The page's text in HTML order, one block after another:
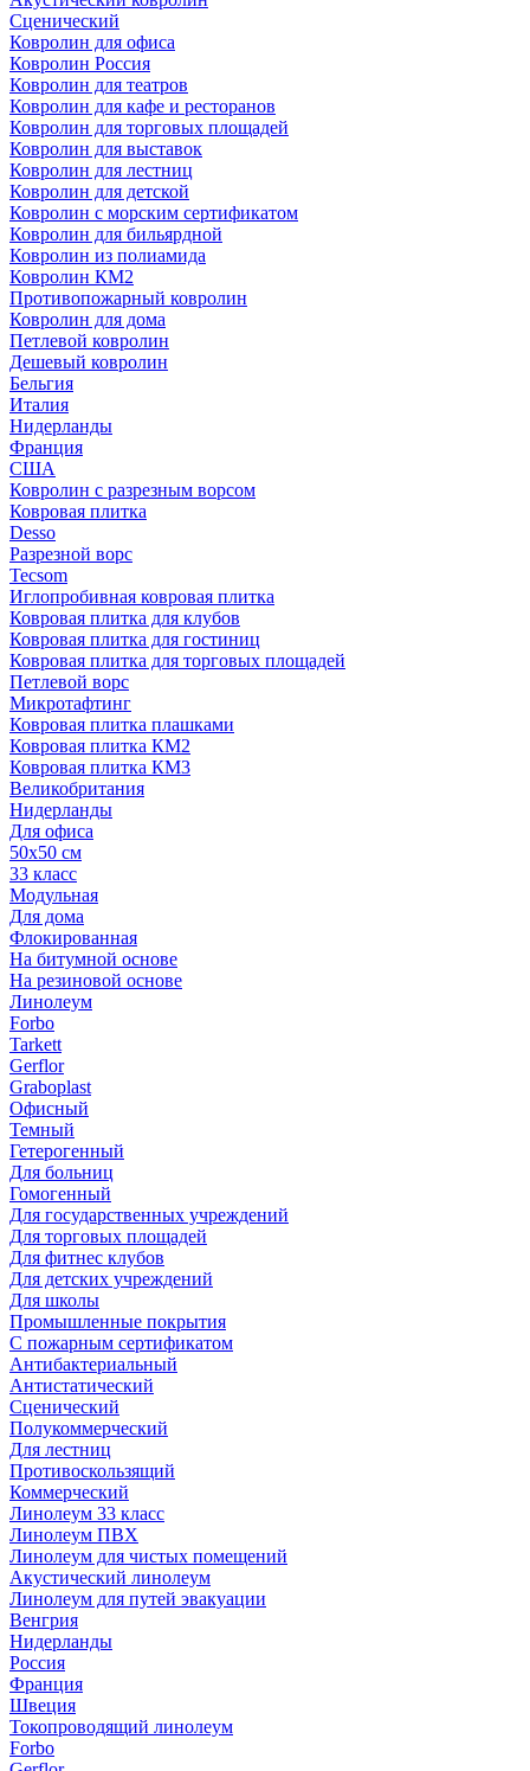
Сценический
Ковролин для офиса
Ковролин Россия
Ковролин для театров
Ковролин для кафе и ресторанов
Ковролин для торговых площадей
Ковролин для выставок
Ковролин для лестниц
Ковролин для детской
Ковролин с морским сертификатом
Ковролин для бильярдной
Ковролин из полиамида
Ковролин КМ2
Противопожарный ковролин
Ковролин для дома
Петлевой ковролин
Дешевый ковролин
Бельгия
Италия
Нидерланды
Франция
США
Ковролин с разрезным ворсом
Ковровая плитка
Desso
Разрезной ворс
Tecsom
Иглопробивная ковровая плитка
Ковровая плитка для клубов
Ковровая плитка для гостиниц
Ковровая плитка для торговых площадей
Петлевой ворс
Микротафтинг
Ковровая плитка плашками
Ковровая плитка КМ2
Ковровая плитка КМ3
Великобритания
Нидерланды
Для офиса
50х50 см
33 класс
Модульная
Для дома
Флокированная
На битумной основе
На резиновой основе
Линолеум
Forbo
Tarkett
Gerflor
Graboplast
Офисный
Темный
Гетерогенный
Для больниц
Гомогенный
Для государственных учреждений
Для торговых площадей
Для фитнес клубов
Для детских учреждений
Для школы
Промышленные покрытия
С пожарным сертификатом
Антибактериальный
Антистатический
Сценический
Полукоммерческий
Для лестниц
Противоскользящий
Коммерческий
Линолеум 33 класс
Линолеум ПВХ
Линолеум для чистых помещений
Акустический линолеум
Линолеум для путей эвакуации
Венгрия
Нидерланды
Россия
Франция
Швеция
Токопроводящий линолеум
Forbo